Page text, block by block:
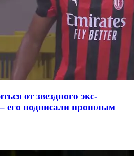
от звездного экс-
его подписали прошлым